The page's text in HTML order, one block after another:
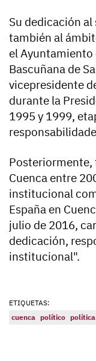
Su dedicación
también al
el Ayuntamiento
Bascuñana de
vicepresidente
durante la
1995 y 1999,
Posteriormente,
Cuenca entre
institucional
España en
julio de 2016,
dedicación,
institucional".
ETIQUETAS:
cuenca político política